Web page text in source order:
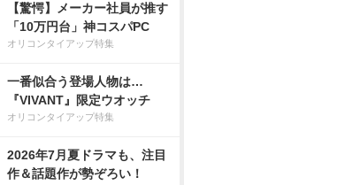
【驚愕】メーカー社員が推す
「10万円台」神コスパPC
オリコンタイアップ特集
一番似合う登場人物は…
『VIVANT』限定ウオッチ
オリコンタイアップ特集
2026年7月夏ドラマも、注目
作＆話題作が勢ぞろい！